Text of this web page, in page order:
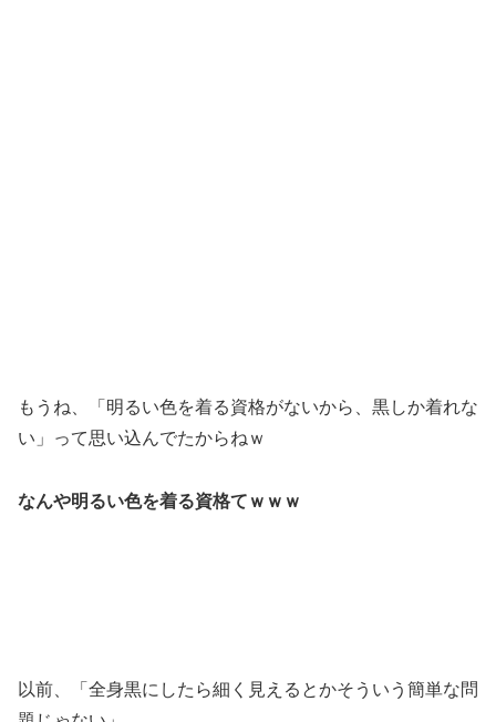
もうね、「明るい色を着る資格がないから、黒しか着れな
い」って思い込んでたからねｗ
なんや明るい色を着る資格てｗｗｗ
以前、「全身黒にしたら細く見えるとかそういう簡単な問